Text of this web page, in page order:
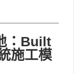
：Built
施工模